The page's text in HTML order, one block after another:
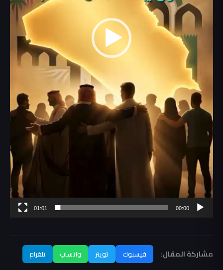
00:00
01:01
مشاركة المقال: فيسبوك تويتر واتساب تلغرام